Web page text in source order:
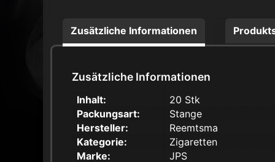
Zusätzliche Informationen
Zusätzliche Informationen
Inhalt:
20 Stk
Packungsart:
Stange
Hersteller:
Reemtsma
Kategorie:
Zigaretten
Marke:
JPS